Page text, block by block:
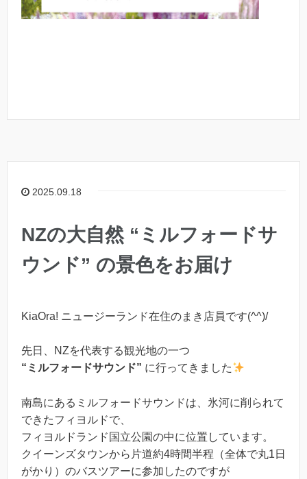
2025.09.18
NZの大自然 “ミルフォードサ
ウンド” の景色をお届け
KiaOra! ニュージーランド在住のまき店員です(^^)/
先日、NZを代表する観光地の一つ
“ミルフォードサウンド” に行ってきました
南島にあるミルフォードサウンドは、氷河に削られて
できたフィヨルドで、
フィヨルドランド国立公園の中に位置しています。
クイーンズタウンから片道約4時間半程（全体で丸1日
がかり）のバスツアーに参加したのですが